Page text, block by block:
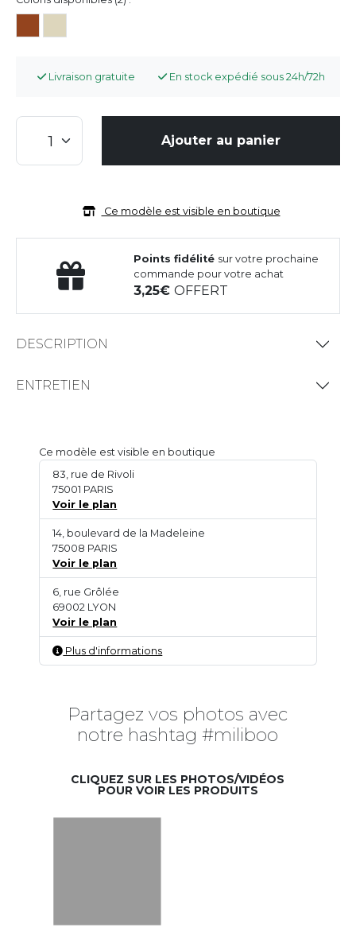
Livraison gratuite En stock expédié sous 24h/72h
Ajouter au panier
Ce modèle est visible en boutique
Points fidélité sur votre prochaine
commande pour votre achat
3,25OFFERT
DESCRIPTION
ENTRETIEN
Ce modèle est visible en boutique
83, rue de Rivoli
75001 PARIS
Voir le plan
14, boulevard de la Madeleine
75008 PARIS
Voir le plan
6, rue Grôlée
69002 LYON
Voir le plan
Plus d'informations
Partagez vos photos avec
notre hashtag #miliboo
CLIQUEZ SUR LES PHOTOS/VIDÉOS
POUR VOIR LES PRODUITS